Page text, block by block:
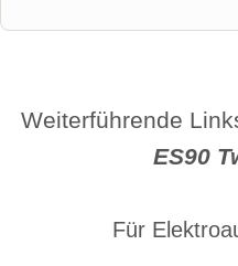
Name
Weiterführende
ES90
Für